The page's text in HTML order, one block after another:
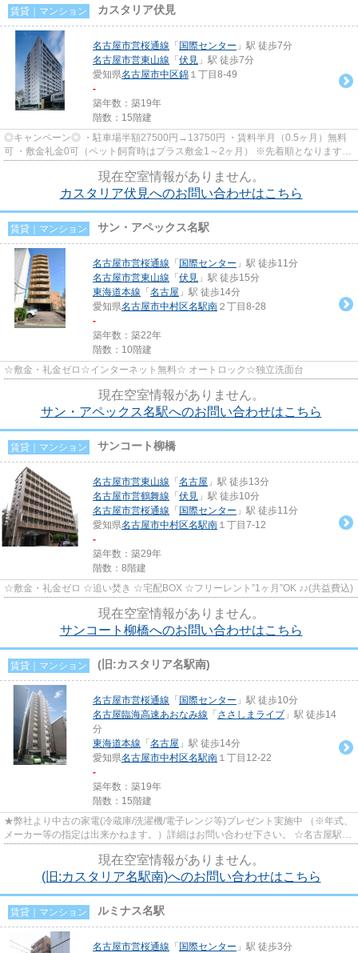
賃貸｜マンション カスタリア伏見
名古屋市営桜通線 「 国際センター 」駅 徒歩7分
名古屋市営東山線 「 伏見 」駅 徒歩7分
愛知県名古屋市中区錦 １丁目8-49
-
築年数：築19年
階数：15階建
◎キャンペーン◎ ・駐車場半額27500円→13750円 ・賃料半月（0.5ヶ月）無料
可 ・敷金礼金0可（ペット飼育時はプラス敷金1～2ヶ月） ※先着順となりますの
現在空室情報がありません。
カスタリア伏見へのお問い合わせはこちら
賃貸｜マンション サン・アペックス名駅
名古屋市営桜通線 「 国際センター 」駅 徒歩11分
名古屋市営東山線 「 伏見 」駅 徒歩15分
東海道本線 「 名古屋 」駅 徒歩14分
愛知県名古屋市中村区名駅南 ２丁目8-28
-
築年数：築22年
階数：10階建
☆敷金・礼金ゼロ☆インターネット無料☆ オートロック☆独立洗面台
現在空室情報がありません。
サン・アペックス名駅へのお問い合わせはこちら
賃貸｜マンション サンコート柳橋
名古屋市営東山線 「 名古屋 」駅 徒歩13分
名古屋市営鶴舞線 「 伏見 」駅 徒歩10分
名古屋市営桜通線 「 国際センター 」駅 徒歩11分
愛知県名古屋市中村区名駅南 １丁目7-12
-
築年数：築29年
階数：8階建
☆敷金・礼金ゼロ ☆追い焚き ☆宅配BOX ☆フリーレント”1ヶ月”OK ♪♪(共益費込)
現在空室情報がありません。
サンコート柳橋へのお問い合わせはこちら
賃貸｜マンション (旧:カスタリア名駅南)
名古屋市営桜通線 「 国際センター 」駅 徒歩10分
名古屋臨海高速あおなみ線 「 ささしまライブ 」駅 徒歩14
分
東海道本線 「 名古屋 」駅 徒歩14分
愛知県名古屋市中村区名駅南 １丁目12-22
-
築年数：築19年
階数：15階建
★弊社より中古の家電(冷蔵庫/洗濯機/電子レンジ等)プレゼント実施中 （※年式、
メーカー等の指定は出来かねます。）詳細はお問い合わせ下さい。 ☆名古屋駅近
現在空室情報がありません。
(旧:カスタリア名駅南)へのお問い合わせはこちら
賃貸｜マンション ルミナス名駅
名古屋市営桜通線 「 国際センター 」駅 徒歩3分